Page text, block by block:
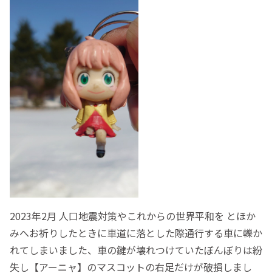
2023年2月 人口地震対策やこれからの世界平和を とほか
みへお祈りしたときに車道に落とした際通行する車に轢か
れてしまいました、車の鍵が壊れつけていたぼんぼりは紛
失し【アーニャ】のマスコットの右足だけが破損しまし